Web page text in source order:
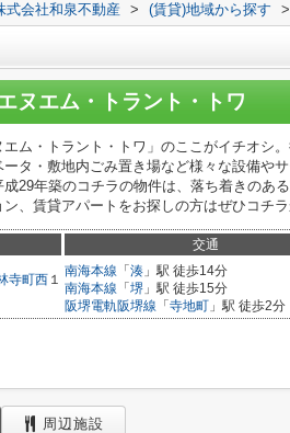
会社和泉不動産 > (賃貸)地域から探す >
ヌエム・トラント・トワ
エム・トラント・トワ」のここがイチオシ
タ・敷地内ごみ置き場など様々な設備や
成29年築のコチラの物件は、落ち着きのあ
、賃貸アパートをお探しの方はぜひコチ
交通
寺町西 １
南海本線 「 湊 」駅 徒歩14分
南海本線 「 堺 」駅 徒歩15分
阪堺電軌阪堺線 「 寺地町 」駅 徒歩2分
周辺施設